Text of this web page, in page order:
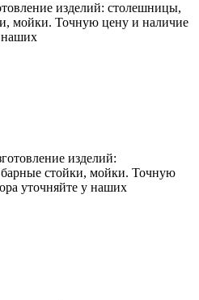
изделий: столешницы,
мойки. Точную цену и наличие
наших
изделий:
стойки, мойки. Точную
уточняйте у наших